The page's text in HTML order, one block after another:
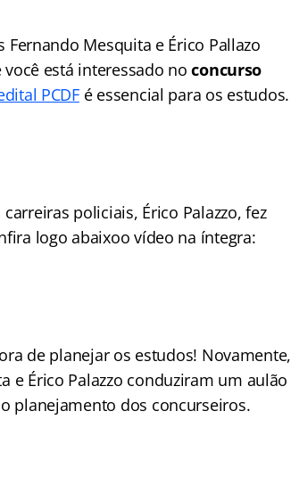
Mesquita e Érico Pallazo
está interessado noconcurso
PCDFé essencial para os estudos.
policiais, Érico Palazzo, fez
logo abaixoo vídeo na íntegra:
de planejar os estudos! Novamente,
e Érico Palazzo conduziram um aulão
planejamento dos concurseiros.